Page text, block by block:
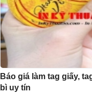
Báo giá làm tag giấy,
bì uy tín